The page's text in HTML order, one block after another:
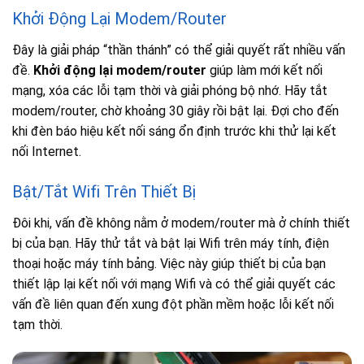
Khởi Động Lại Modem/Router
Đây là giải pháp “thần thánh” có thể giải quyết rất nhiều vấn
đề. Khởi động lại modem/router giúp làm mới kết nối
mạng, xóa các lỗi tạm thời và giải phóng bộ nhớ. Hãy tắt
modem/router, chờ khoảng 30 giây rồi bật lại. Đợi cho đến
khi đèn báo hiệu kết nối sáng ổn định trước khi thử lại kết
nối Internet.
Bật/Tắt Wifi Trên Thiết Bị
Đôi khi, vấn đề không nằm ở modem/router mà ở chính thiết
bị của bạn. Hãy thử tắt và bật lại Wifi trên máy tính, điện
thoại hoặc máy tính bảng. Việc này giúp thiết bị của bạn
thiết lập lại kết nối với mạng Wifi và có thể giải quyết các
vấn đề liên quan đến xung đột phần mềm hoặc lỗi kết nối
tạm thời.